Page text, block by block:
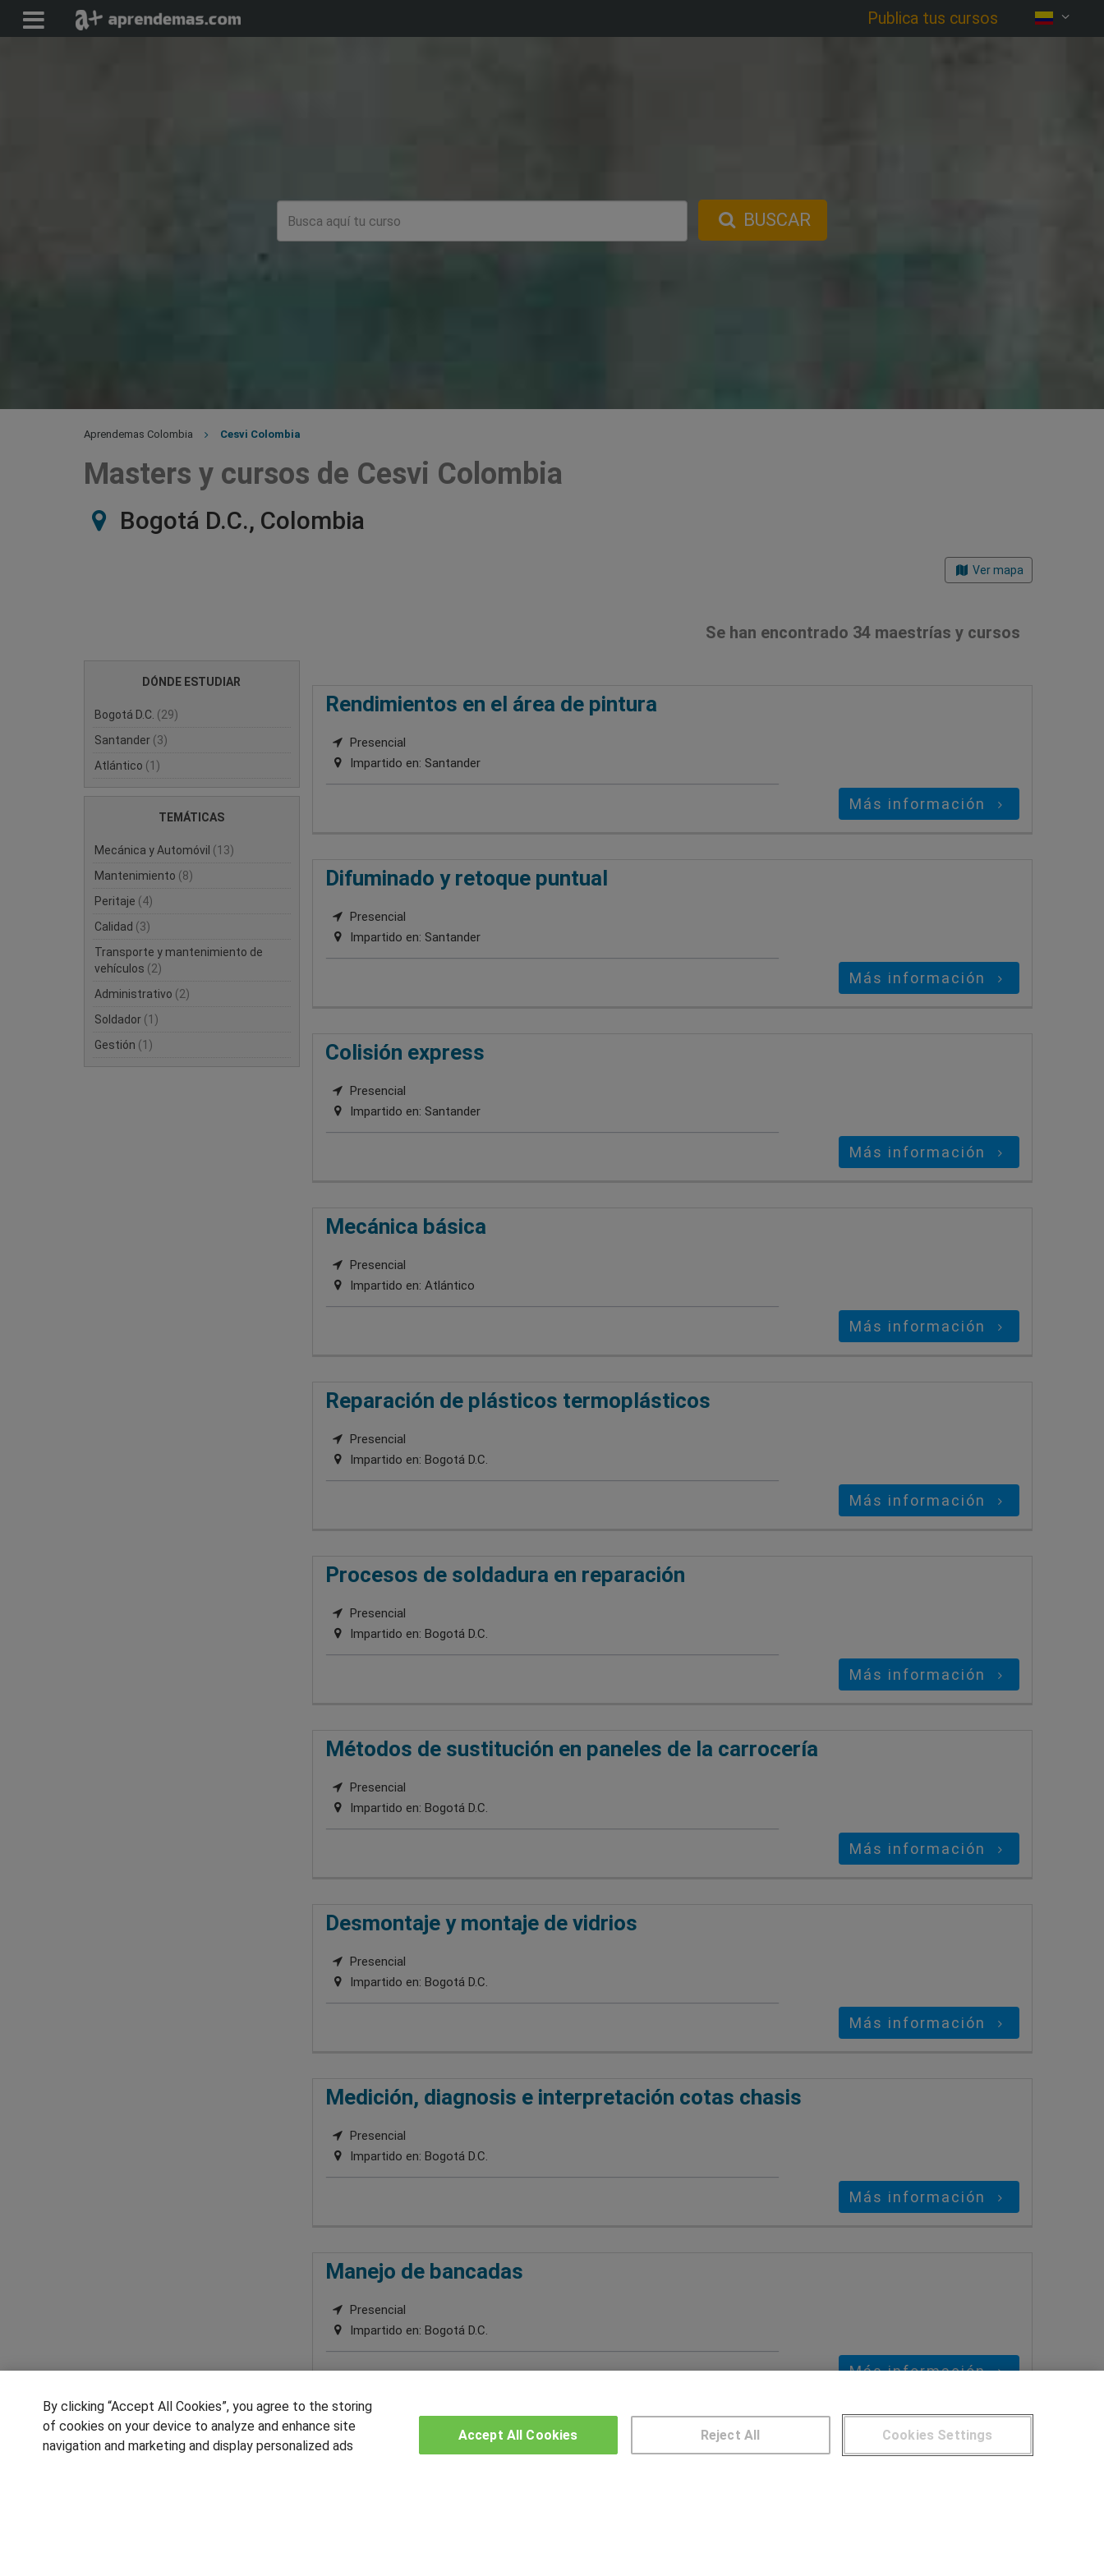
Publica tus cursos
BUSCAR
Aprendemas Colombia Cesvi Colombia
Masters y cursos de Cesvi Colombia
Bogotá D.C., Colombia
Ver mapa
Se han encontrado 34 maestrías y cursos
DÓNDE ESTUDIAR
Bogotá D.C. (29)
Santander (3)
Atlántico (1)
TEMÁTICAS
Mecánica y Automóvil (13)
Mantenimiento (8)
Peritaje (4)
Calidad (3)
Transporte y mantenimiento de
vehículos (2)
Administrativo (2)
Soldador (1)
Gestión (1)
Rendimientos en el área de pintura
Presencial
Impartido en: Santander
Más información
Difuminado y retoque puntual
Presencial
Impartido en: Santander
Más información
Colisión express
Presencial
Impartido en: Santander
Más información
Mecánica básica
Presencial
Impartido en: Atlántico
Más información
Reparación de plásticos termoplásticos
Presencial
Impartido en: Bogotá D.C.
Más información
Procesos de soldadura en reparación
Presencial
Impartido en: Bogotá D.C.
Más información
Métodos de sustitución en paneles de la carrocería
Presencial
Impartido en: Bogotá D.C.
Más información
Desmontaje y montaje de vidrios
Presencial
Impartido en: Bogotá D.C.
Más información
Medición, diagnosis e interpretación cotas chasis
Presencial
Impartido en: Bogotá D.C.
Más información
Manejo de bancadas
Presencial
Impartido en: Bogotá D.C.
Más información
4
By clicking “Accept All Cookies”, you agree to the storing
of cookies on your device to analyze and enhance site
navigation and marketing and display personalized ads
Cookies Settings
Reject All
Accept All Cookies